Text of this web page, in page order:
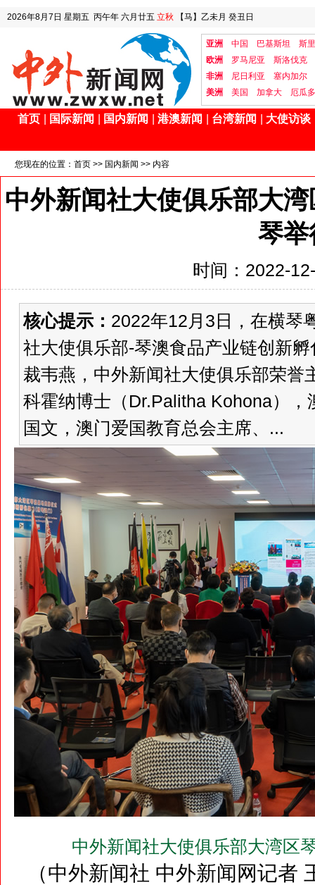
2026年8月7日 星期五 丙午年 六月廿五 立秋 【马】乙未月 癸丑日
亚洲 中国 巴基斯坦
斯
欧洲
罗马尼亚
斯洛伐克
非洲
尼日利亚
塞内加尔
美洲
美国 加拿大 厄瓜
首页 国际新闻 国内新闻 港澳新闻 台湾新闻 大使访谈
您现在的位置： 首页 >> 国内新闻 >> 内容
中外新闻社大使俱乐部大
琴举
时间：2022-
核心提示： 2022年12月3日，在横琴
社大使俱乐部-琴澳食品产业链创新
裁韦燕，中外新闻社大使俱乐部荣誉
科霍纳博士（Dr.Palitha Kohona）
国文，澳门爱国教育总会主席、...
中外新闻社大使俱乐部大湾区
（中外新闻社 中外新闻网记者